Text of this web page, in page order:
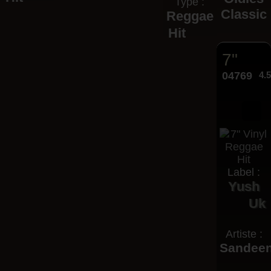
Reggae
Hit
Classic
7"
04769
Label :
Yush
Uk
Artiste :